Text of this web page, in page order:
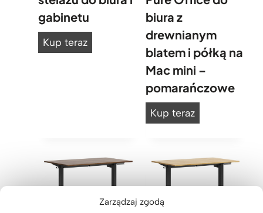
Zarządzaj zgodą
k
u
j
ą
ą
o
l
e
gabinetu
Kup terazB
u
k
biura z
drewnianym
blatem i półką na
Mac mini –
pomarańczowe
Kup terazB
r